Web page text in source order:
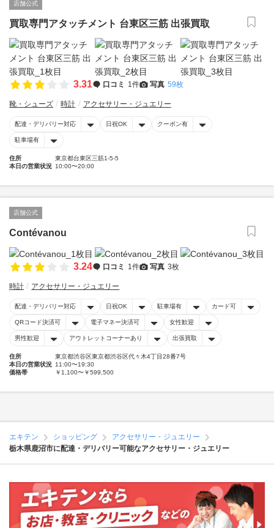
店舗公式
買取専門アタッチメント 台東区三筋 出張買取
3.31 口コミ 1件 写真 59枚
靴・シューズ 時計 アクセサリー・ジュエリー
配達・デリバリー対応 日祝OK クーポン有
駐車場有
住所
東京都台東区三筋1-5-5
本日の営業状況 10:00〜20:00
店舗公式
Contévanou
3.24 口コミ 1件 写真 3枚
時計 アクセサリー・ジュエリー
配達・デリバリー対応 日祝OK 駐車場有 カード可
QRコード決済可 電子マネー決済可 女性歓迎
男性歓迎 アウトレットコーナーあり 出張買取
住所
東京都渋谷区東京都渋谷区代々木4丁目28番7号
本日の営業状況 11:00〜19:30
価格帯
￥1,100〜￥599,500
エキテン ショッピング
アクセサリー・ジュエリー
栃木県鹿沼市に配達・デリバリー可能なアクセサリー・ジュエリー